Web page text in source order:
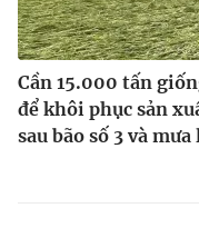
Cần 15.000 tấn
để khôi phục sản
sau bão số 3 và mưa